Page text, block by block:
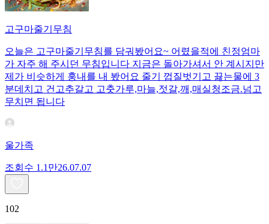
고구마줄기무침
오늘은 고구마줄기무침를 담궈봤어요~ 어렸을적에 친정엄마
가 자주 해 주시던 무침입니다 지금은 돌아가셔서 안 계시지만
제가 비슷하게 훙내를 내 봤어요 줄기 껍질벗기고 끓는물에 3
분데치고 건고추갈고 고춧가루,마늘,젓갈,깨,매실청조금.넘고
무치면 됩니다
울가족
조회수 1.1만26.07.07
102